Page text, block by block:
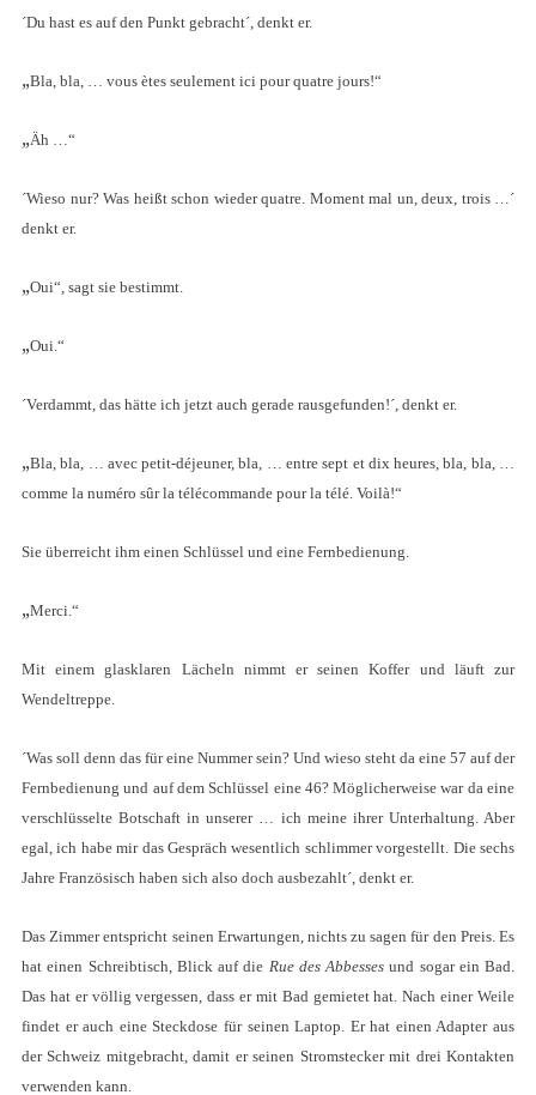
´Du hast es auf den Punkt gebracht´, denkt er.
„Bla, bla, … vous ètes seulement ici pour quatre jours!“
„Äh …“
´Wieso nur? Was heißt schon wieder quatre. Moment mal un, deux, trois …´
denkt er.
„Oui“, sagt sie bestimmt.
„Oui.“
´Verdammt, das hätte ich jetzt auch gerade rausgefunden!´, denkt er.
„Bla, bla, … avec petit-déjeuner, bla, … entre sept et dix heures, bla, bla, …
comme la numéro sûr la télécommande pour la télé. Voilà!“
Sie überreicht ihm einen Schlüssel und eine Fernbedienung.
„Merci.“
Mit einem glasklaren Lächeln nimmt er seinen Koffer und läuft zur
Wendeltreppe.
´Was soll denn das für eine Nummer sein? Und wieso steht da eine 57 auf der
Fernbedienung und auf dem Schlüssel eine 46? Möglicherweise war da eine
verschlüsselte Botschaft in unserer … ich meine ihrer Unterhaltung. Aber
egal, ich habe mir das Gespräch wesentlich schlimmer vorgestellt. Die sechs
Jahre Französisch haben sich also doch ausbezahlt´, denkt er.
Das Zimmer entspricht seinen Erwartungen, nichts zu sagen für den Preis. Es
hat einen Schreibtisch, Blick auf die Rue des Abbesses und sogar ein Bad.
Das hat er völlig vergessen, dass er mit Bad gemietet hat. Nach einer Weile
findet er auch eine Steckdose für seinen Laptop. Er hat einen Adapter aus
der Schweiz mitgebracht, damit er seinen Stromstecker mit drei Kontakten
verwenden kann.